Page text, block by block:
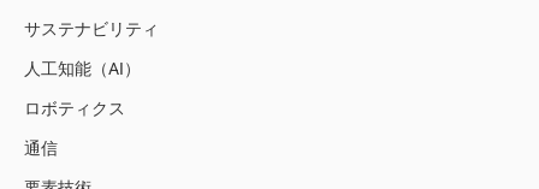
サステナビリティ
人工知能（AI）
ロボティクス
通信